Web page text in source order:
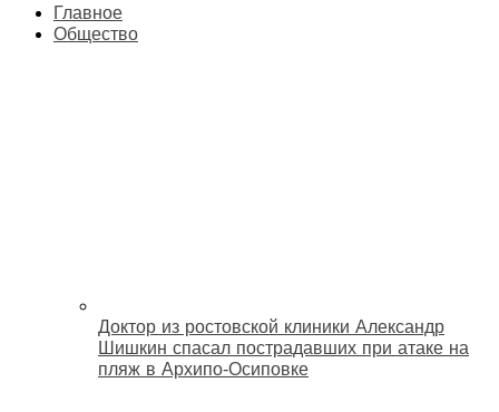
Главное
Общество
Доктор из ростовской клиники Александр
Шишкин спасал пострадавших при атаке на
пляж в Архипо‑Осиповке